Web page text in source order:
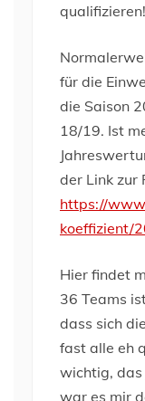
für die
die Saison
18/19. Ist
der Link zur
https://
koeffizient/
Hier findet
36 Teams
dass sich
fast alle eh
wichtig, das
war es mir